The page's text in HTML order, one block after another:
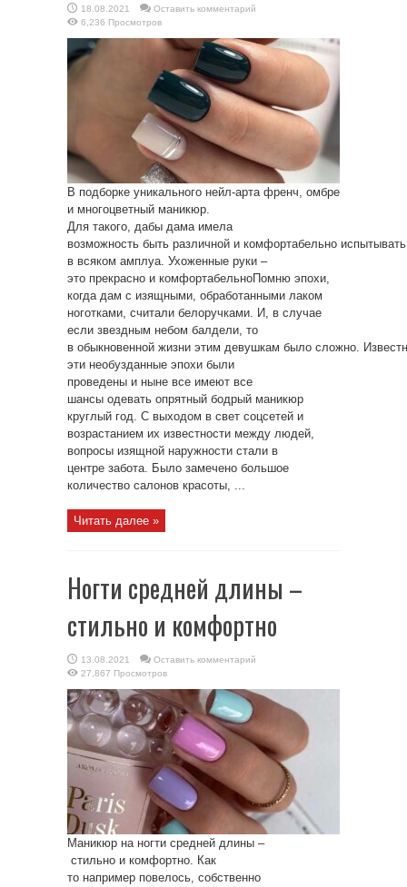
18.08.2021
Оставить комментарий
6,236 Просмотров
В подборке уникального нейл-арта френч, омбре
и многоцветный маникюр.
Для такого, дабы дама имела
возможность быть различной и комфортабельно
в всяком амплуа. Ухоженные руки –
это прекрасно и комфортабельноПомню эпохи,
когда дам с изящными, обработанными лаком
ноготками, считали белоручками. И, в случае
если звездным небом балдели, то
в обыкновенной жизни этим девушкам было сложно.
эти необузданные эпохи были
проведены и ныне все имеют все
шансы одевать опрятный бодрый маникюр
круглый год. С выходом в свет соцсетей и
возрастанием их известности между людей,
вопросы изящной наружности стали в
центре забота. Было замечено большое
количество салонов красоты, ...
Читать далее »
Ногти средней длины –
стильно и комфортно
13.08.2021
Оставить комментарий
27,867 Просмотров
Маникюр на ногти средней длины –
стильно и комфортно. Как
то например повелось, собственно